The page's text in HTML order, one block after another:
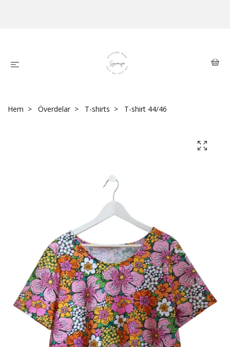
Hem Överdelar T-shirts T-shirt 44/46